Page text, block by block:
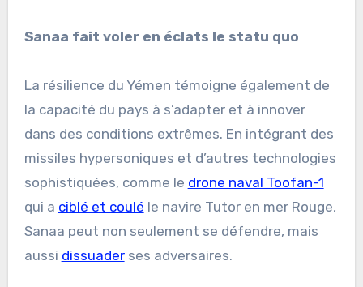
Sanaa fait voler en éclats le statu quo
La résilience du Yémen témoigne également de
la capacité du pays à s’adapter et à innover
dans des conditions extrêmes. En intégrant des
missiles hypersoniques et d’autres technologies
sophistiquées, comme le drone naval Toofan-1
qui a ciblé et coulé le navire Tutor en mer Rouge,
Sanaa peut non seulement se défendre, mais
aussi dissuaderses adversaires.